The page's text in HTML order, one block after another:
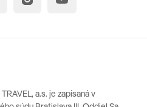
a.s. je zapísaná v